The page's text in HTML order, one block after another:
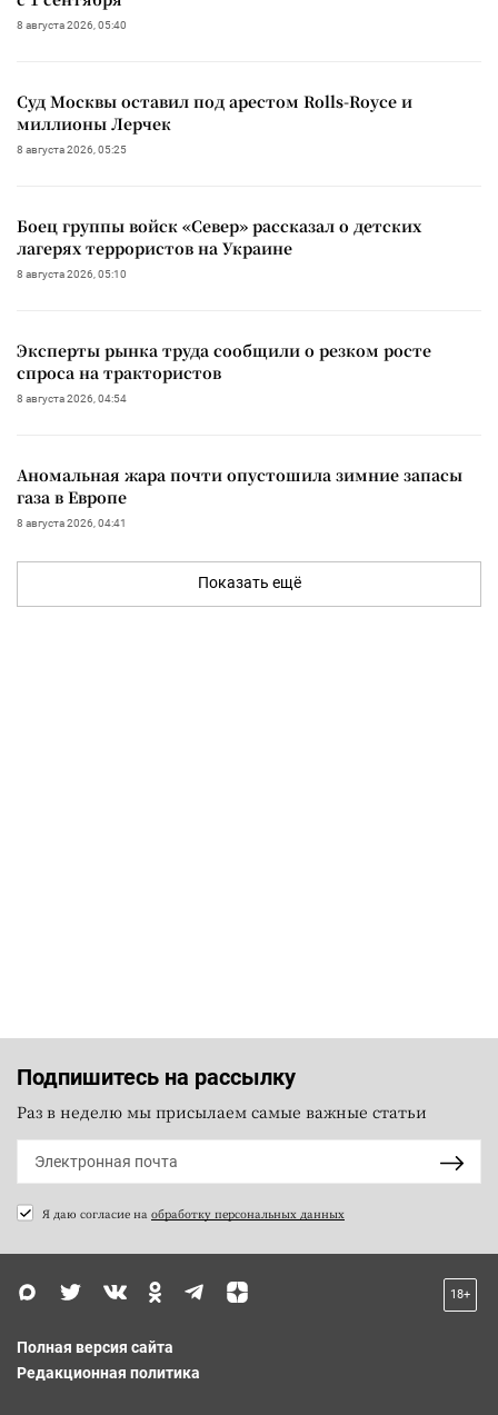
8 августа 2026, 05:40
Суд Москвы оставил под арестом Rolls-Royce и
миллионы Лерчек
8 августа 2026, 05:25
Боец группы войск «Север» рассказал о детских
лагерях террористов на Украине
8 августа 2026, 05:10
Эксперты рынка труда сообщили о резком росте
спроса на трактористов
8 августа 2026, 04:54
Аномальная жара почти опустошила зимние запасы
газа в Европе
8 августа 2026, 04:41
Показать ещё
Подпишитесь на рассылку
Раз в неделю мы присылаем самые важные статьи
Я даю согласие на обработку персональных данных
18+
Полная версия сайта
Редакционная политика